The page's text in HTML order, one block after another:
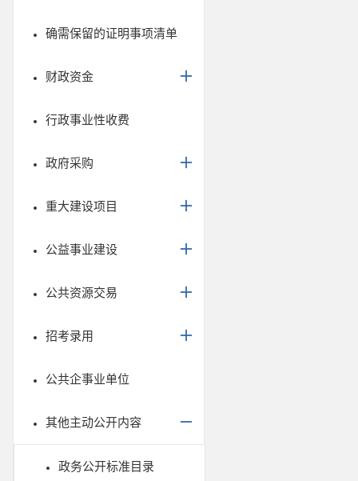
确需保留的证明事项清单
财政资金
行政事业性收费
政府采购
重大建设项目
公益事业建设
公共资源交易
招考录用
公共企事业单位
其他主动公开内容
政务公开标准目录